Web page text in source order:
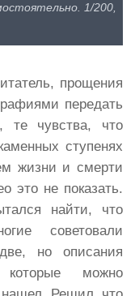
1/200,
прощения
передать
те чувства, что
ступенях
жизни и смерти
это не показать.
найти, что
советовали
но описания
которые можно